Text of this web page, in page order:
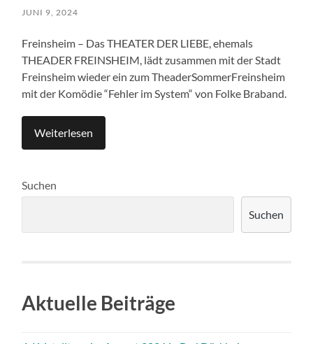
JUNI 9, 2024
Freinsheim – Das THEATER DER LIEBE, ehemals
THEADER FREINSHEIM, lädt zusammen mit der Stadt
Freinsheim wieder ein zum TheaderSommerFreinsheim
mit der Komödie “Fehler im System“ von Folke Braband.
Weiterlesen
Suchen
Suchen
Aktuelle Beiträge